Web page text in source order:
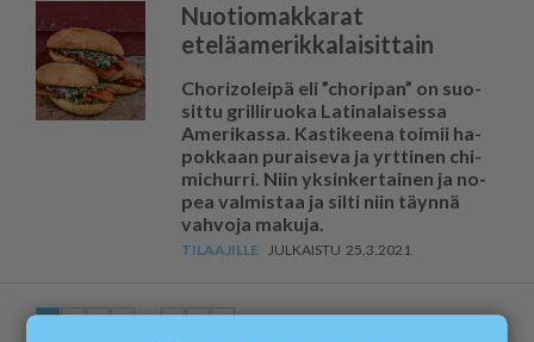
Nuotiomakkarat
eteläamerikkalaisittain
Cho­ri­zo­lei­pä eli ”cho­ri­pan” on suo­
sit­tu gril­li­ruo­ka La­ti­na­lai­ses­sa
Ame­ri­kas­sa. Kas­ti­kee­na toi­mii ha­
pok­kaan pu­rai­se­va ja yrt­ti­nen chi­
mic­hur­ri. Niin yk­sin­ker­tai­nen ja no­
pea val­mis­taa ja sil­ti niin täyn­nä
vah­vo­ja ma­ku­ja.
25.3.2021
1 2 3 4 ... 11 › »